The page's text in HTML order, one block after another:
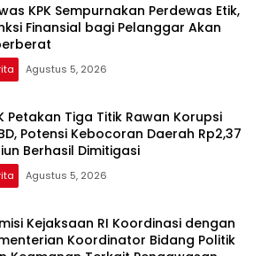
KPK Sempurnakan Perdewas Etik,
Finansial bagi Pelanggar Akan
Agustus 5, 2026
Petakan Tiga Titik Rawan Korupsi
Potensi Kebocoran Daerah Rp2,37
Berhasil Dimitigasi
Agustus 5, 2026
Kejaksaan RI Koordinasi dengan
Koordinator Bidang Politik